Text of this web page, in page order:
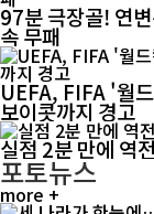
97분 극장골! 연
속 무패
UEFA, FIFA '월
보이콧까지 경고
실점 2분 만에 역
포토뉴스
more +